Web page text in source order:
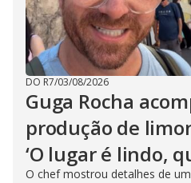
DO R7/03/08/2026
Guga Rocha
produção de
‘O lugar é lindo,
O chef mostrou detalhes de